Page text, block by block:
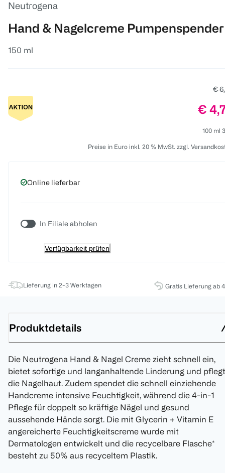
Neutrogena
Hand & Nagelcreme Pumpenspender
150 ml
€
€
100 ml
Preise in Euro inkl. 20 % MwSt. zzgl.
Online lieferbar
In Filiale abholen
Verfügbarkeit prüfen
Lieferung in 2-3 Werktagen Gratis Lieferung ab
Produktdetails
Die Neutrogena Hand & Nagel Creme zieht schnell ein,
bietet sofortige und langanhaltende Linderung und pflegt
die Nagelhaut. Zudem spendet die schnell einziehende
Handcreme intensive Feuchtigkeit, während die 4-in-1
Pflege für doppelt so kräftige Nägel und gesund
aussehende Hände sorgt. Die mit Glycerin + Vitamin E
angereicherte Feuchtigkeitscreme wurde mit
Dermatologen entwickelt und die recycelbare Flasche*
besteht zu 50% aus recyceltem Plastik.